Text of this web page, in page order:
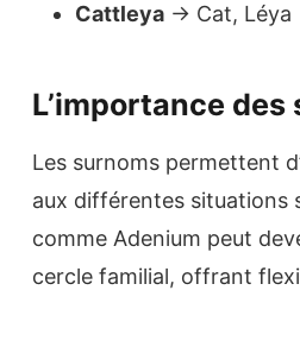
Cattleya → Cat, Léya
L’importance des
Les surnoms permettent
aux différentes situations
comme Adenium peut
cercle familial, offrant